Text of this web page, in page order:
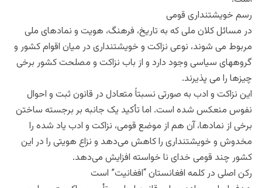
رسم خویشتنداری قومی
در مسائل کلان ملی که به تاریخ، فرهنگ، هویت و نمادهای ملی
مربوط می شوند، نوعی نزاکت و خویشتنداری در میان اقوام کشور و
گروههای سیاسی وجود دارد و از باب نزاکت و مصلحت کشور برخی
چیزها را می پذیرند.
این نزاکت و ادب به صورتی نسبتاً متعادل در قانون ثبت و احوال
نفوس منعکس شده است. اما تأکید یک جانبه بر برجسته ساختن
برخی از نمادها، آن هم از موضع قومی، نزاکت و ادب یاد شده را
مخدوش و خویشتنداری را کاهش می‌دهد و نزاع هویتی را در این
کشور چند قومی خدای نا خواسته افزایش می‌دهد.
رکن اصلی در کلمه افغانستان “افغانیت” است